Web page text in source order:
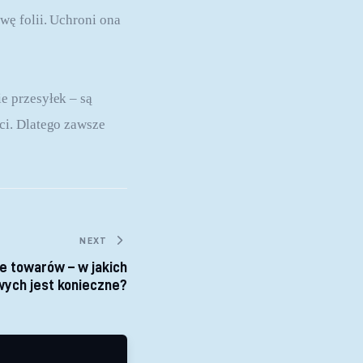
folii. Uchroni ona
przesyłek – są
Dlatego zawsze
NEXT
towarów – w jakich
jest konieczne?